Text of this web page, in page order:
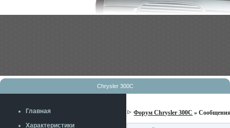
Chrysler 300C
Главная
Характеристики
Форум Chrysler 300C »